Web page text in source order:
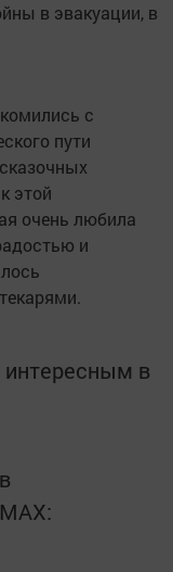
в эвакуации, в
с
пути
этой
очень любила
и
в